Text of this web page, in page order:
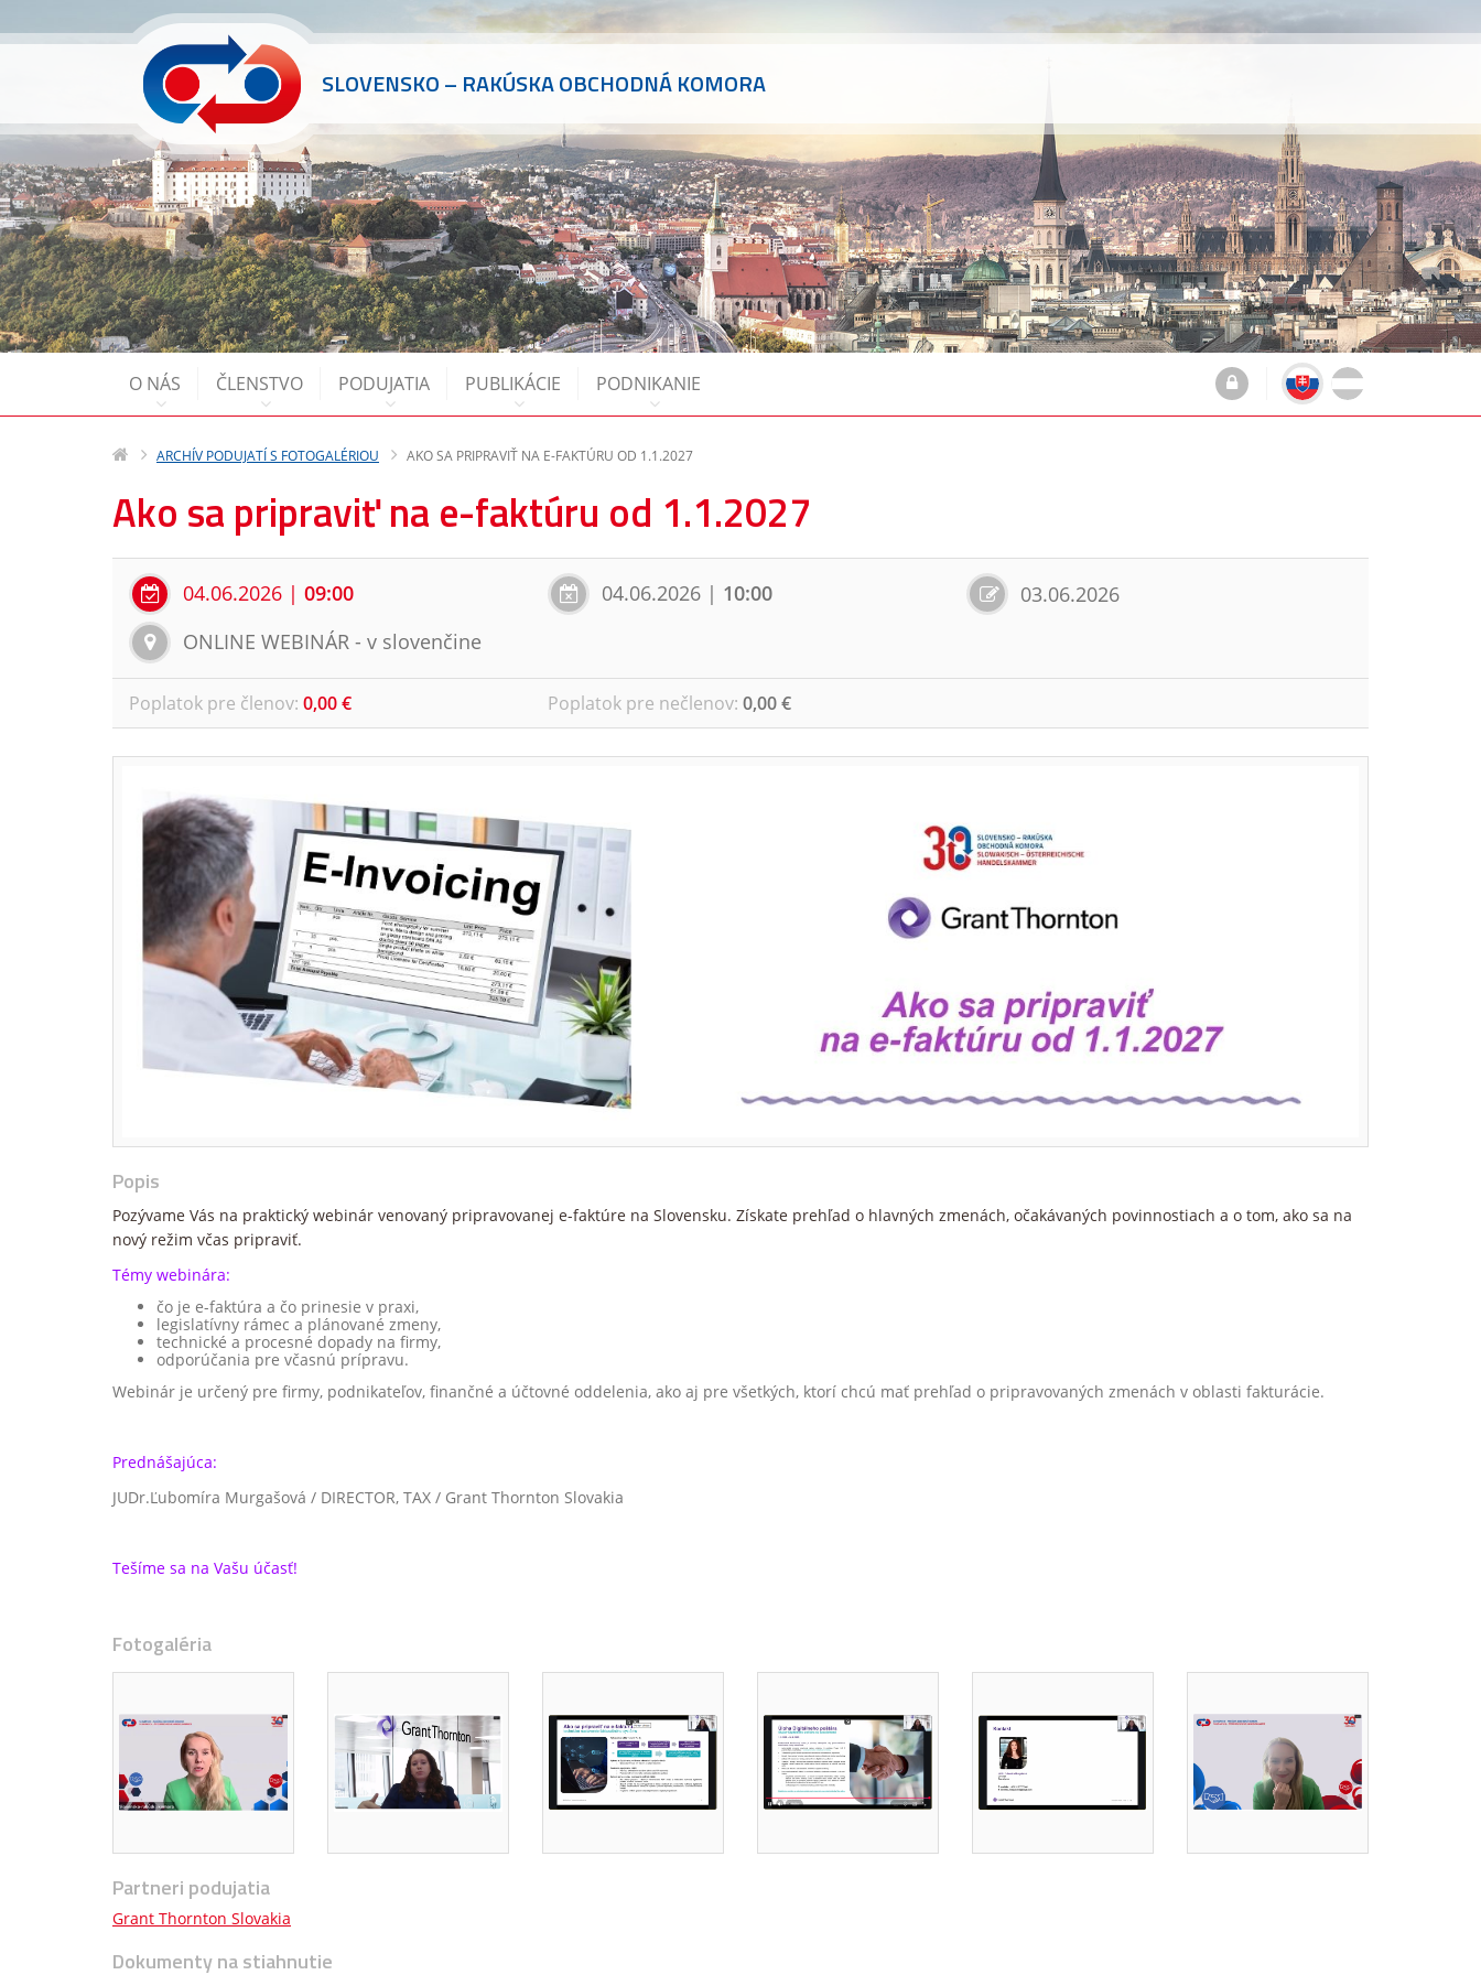
SLOVENSKO – RAKÚSKA OBCHODNÁ KOMORA
O NÁS ČLENSTVO PODUJATIA PUBLIKÁCIE PODNIKANIE
ARCHÍV PODUJATÍ S FOTOGALÉRIOU AKO SA PRIPRAVIŤ NA E-FAKTÚRU OD 1.1.2027
Ako sa pripraviť na e-faktúru od 1.1.2027
04.06.2026 | 09:00 04.06.2026 | 10:00
03.06.2026
ONLINE WEBINÁR - v slovenčine
Poplatok pre členov: 0,00 € Poplatok pre nečlenov: 0,00 €
Popis
Pozývame Vás na praktický webinár venovaný pripravovanej e-faktúre na Slovensku. Získate prehľad o hlavných zmenách, očakávaných povinnostiach a o tom, ako sa na
nový režim včas pripraviť.
Témy webinára:
čo je e-faktúra a čo prinesie v praxi,
legislatívny rámec a plánované zmeny,
technické a procesné dopady na firmy,
odporúčania pre včasnú prípravu.
Webinár je určený pre firmy, podnikateľov, finančné a účtovné oddelenia, ako aj pre všetkých, ktorí chcú mať prehľad o pripravovaných zmenách v oblasti fakturácie.
Prednášajúca:
JUDr.Ľubomíra Murgašová / DIRECTOR, TAX / Grant Thornton Slovakia
Tešíme sa na Vašu účasť!
Fotogaléria
Partneri podujatia
Grant Thornton Slovakia
Dokumenty na stiahnutie